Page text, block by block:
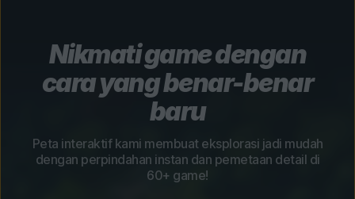
Nikmati game dengan
cara yang benar-benar
baru
Peta interaktif kami membuat eksplorasi jadi mudah
dengan perpindahan instan dan pemetaan detail di
60+ game!